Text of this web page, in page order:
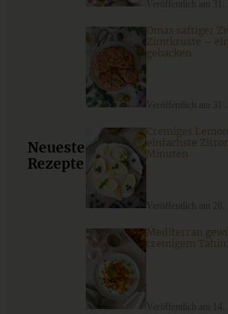
9 saisonale Rezepte im August – die
& Gemüse der Saison
Neueste
Rezepte
Omas saftiger
Zimtkruste –
gebacken
Cremiges
einfachste
Minuten
Mediterran
cremigem